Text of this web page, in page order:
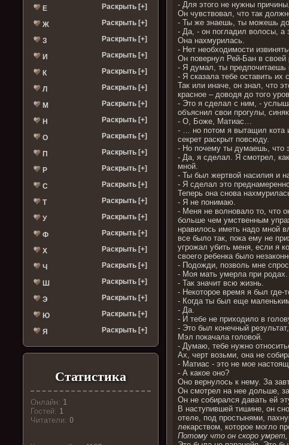
Е Раскрыть [+]
Ж Раскрыть [+]
З Раскрыть [+]
И Раскрыть [+]
К Раскрыть [+]
Л Раскрыть [+]
М Раскрыть [+]
Н Раскрыть [+]
О Раскрыть [+]
П Раскрыть [+]
Р Раскрыть [+]
С Раскрыть [+]
Т Раскрыть [+]
У Раскрыть [+]
Ф Раскрыть [+]
Х Раскрыть [+]
Ч Раскрыть [+]
Ш Раскрыть [+]
Э Раскрыть [+]
Ю Раскрыть [+]
Я Раскрыть [+]
Статистика
Онлайн: 1
Гостей: 1
Читатели:0
- Для этого не нужны причины.
Он чувствовал, что так
- Ты же знаешь, ты можешь
- Да, - он погладил волосы, а
Она нахмурилась.
- Нет необходимости
Он повернул Рей-Бан в своей
- Я думал, ты предпочитаешь
- Я сказала тебе оставить
Так или иначе, он знал, что
красное – доводя до того
- Это я сделал с ним, -
объяснил свои прогулы,
- О, Боже, Матиас…
- … но потом я вытащил кота
секрет раскрыт повсюду.
- Но почему ты думаешь, что
- Да, я сделал. Я смотрел,
мной.
- Ты был жертвой насилия и
- Я сделал это
Теперь она снова
- Я не понимаю.
- Меня не волновало то, что
больше чем умственным
нравилось иметь надо мной
все было так, пока ему не
угрожал убить меня, если я
своего ребенка было
- Подожди, позволь мне
- Моя мать умерла при родах.
- Так значит всю жизнь.
- Некоторое время я был где-
- Когда ты был еще
- Да.
- И тебе не приходило в
- Это был конечный
Мэл покачала головой.
- Думаю, тебе нужно
Ах, черт возьми, она не
- Матиас - это не мое
- А какое оно?
Оно вернулось к нему. За
Он смотрел на нее дольше,
Он не собирался давать ей
В наступившей тишине, он
отеле, под простынями,
лекарством, которое могло
Потому что он скоро умрет,